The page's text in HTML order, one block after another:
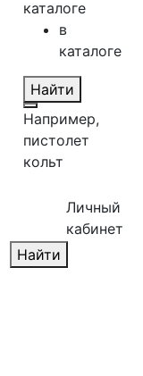
каталоге
в
каталоге
Найти
Например,
пистолет
кольт
Личный
кабинет
Найти